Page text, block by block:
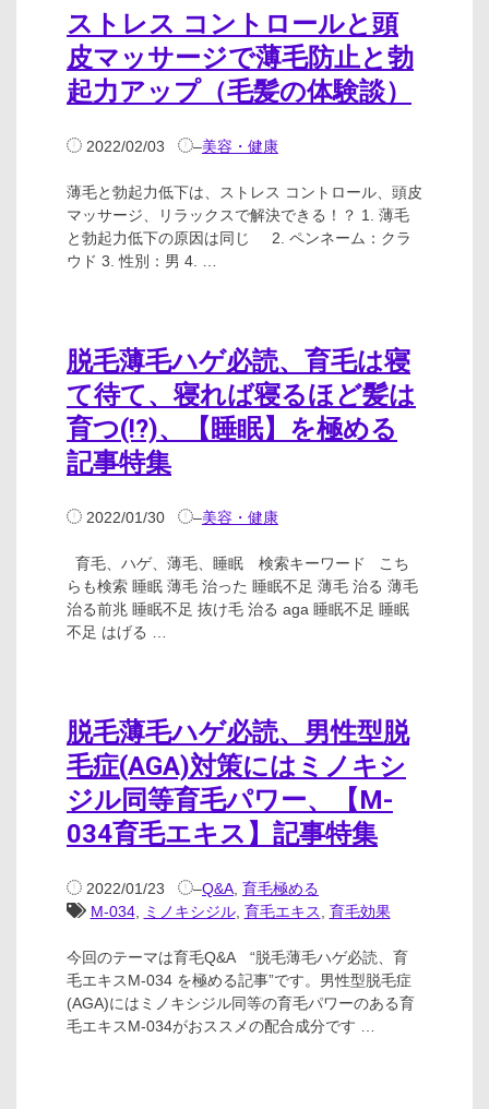
ストレス コントロールと頭
皮マッサージで薄毛防止と勃
起力アップ（毛髪の体験談）
2022/02/03 –美容・健康
薄毛と勃起力低下は、ストレス コントロール、頭皮
マッサージ、リラックスで解決できる！？ 1. 薄毛
と勃起力低下の原因は同じ 2. ペンネーム：クラ
ウド 3. 性別：男 4. …
脱毛薄毛ハゲ必読、育毛は寝
て待て、寝れば寝るほど髪は
育つ(!?)、【睡眠】を極める
記事特集
2022/01/30 –美容・健康
育毛、ハゲ、薄毛、睡眠 検索キーワード こち
らも検索 睡眠 薄毛 治った 睡眠不足 薄毛 治る 薄毛
治る前兆 睡眠不足 抜け毛 治る aga 睡眠不足 睡眠
不足 はげる …
脱毛薄毛ハゲ必読、男性型脱
毛症(AGA)対策にはミノキシ
ジル同等育毛パワー、【M-
034育毛エキス】記事特集
2022/01/23 –Q&A 育毛極める
M-034, ミノキシジル, 育毛エキス 育毛効果
今回のテーマは育毛Q&A “脱毛薄毛ハゲ必読、育
毛エキスM-034 を極める記事”です。男性型脱毛症
(AGA)にはミノキシジル同等の育毛パワーのある育
毛エキスM-034がおススメの配合成分です …